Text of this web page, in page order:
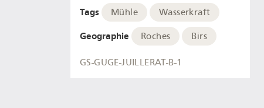
Tags Mühle Wasserkraft
Geographie Roches Birs
GS-GUGE-JUILLERAT-B-1